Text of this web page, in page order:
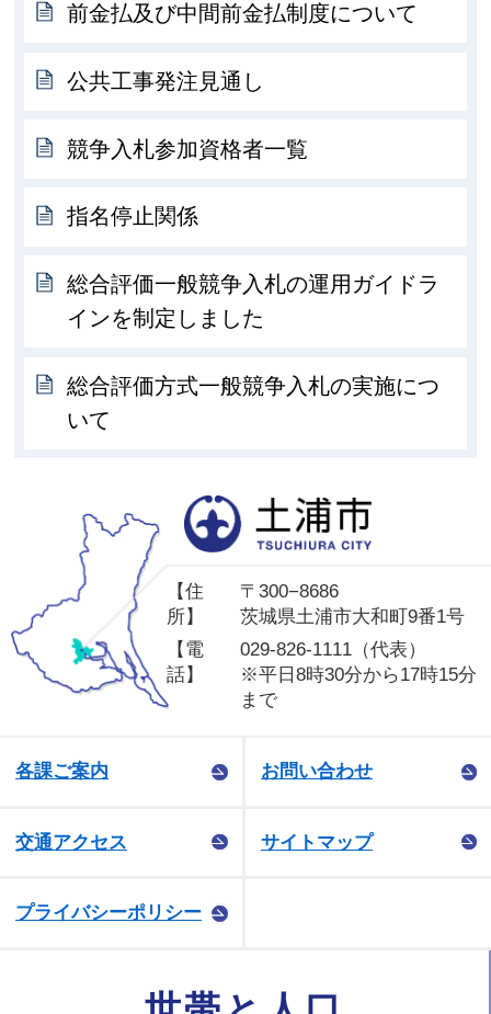
前金払及び中間前金払制度について
公共工事発注見通し
競争入札参加資格者一覧
指名停止関係
総合評価一般競争入札の運用ガイドラ
インを制定しました
総合評価方式一般競争入札の実施につ
いて
【住
所】
〒300−8686
茨城県土浦市大和町9番1号
【電
話】
029-826-1111（代表）
※平日8時30分から17時15分
まで
各課ご案内 お問い合わせ
交通アクセス サイトマップ
プライバシーポリシー